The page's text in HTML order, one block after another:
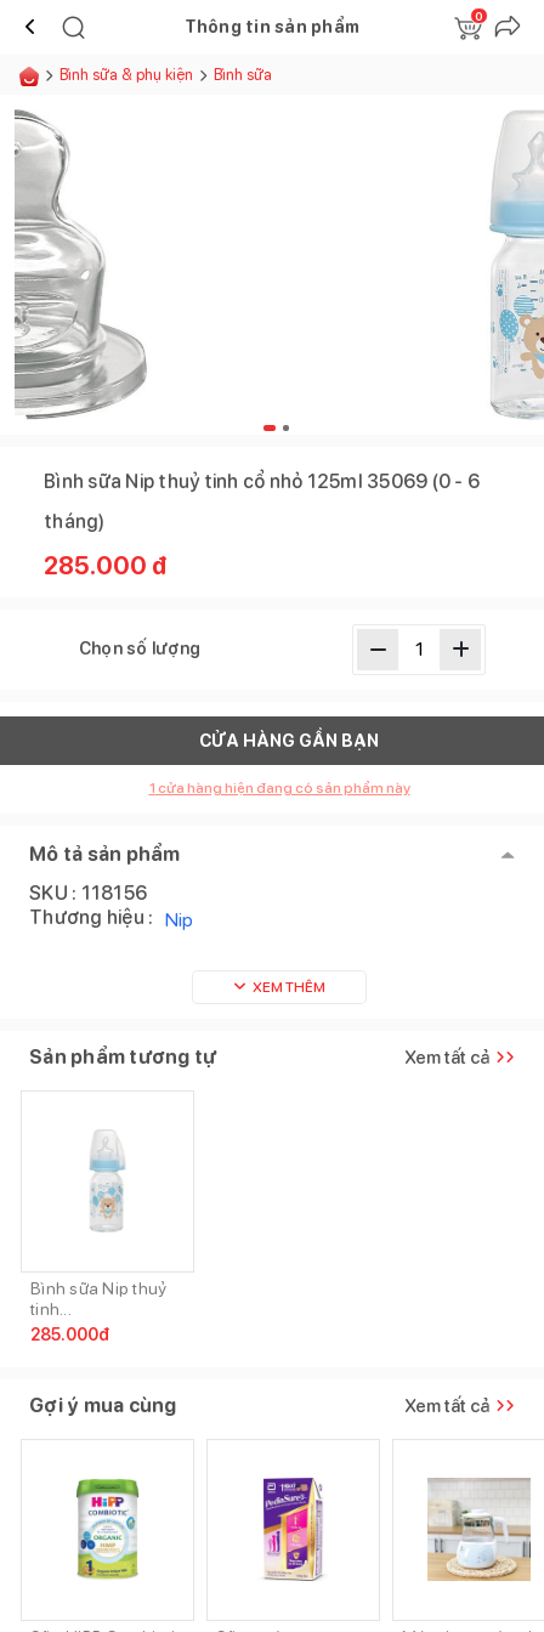
Thông tin sản phẩm
0
Bình sữa & phụ kiện Bình sữa
Bình sữa Nip thuỷ tinh cổ nhỏ 125ml 35069 (0 - 6
tháng)
285.000 đ
Chọn số lượng
CỬA HÀNG GẦN BẠN
1 cửa hàng hiện đang có sản phẩm này
Mô tả sản phẩm
SKU : 118156
Thương hiệu : Nip
XEM THÊM
Sản phẩm tương tự Xem tất cả
Bình sữa Nip thuỷ
tinh...
285.000đ
Gợi ý mua cùng Xem tất cả